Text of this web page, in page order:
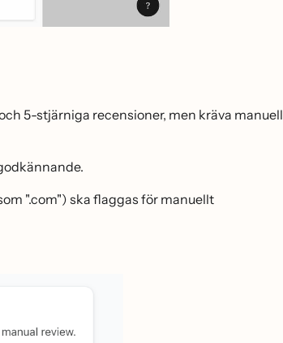
5-stjärniga recensioner, men kräva manuell
".com") ska flaggas för manuellt